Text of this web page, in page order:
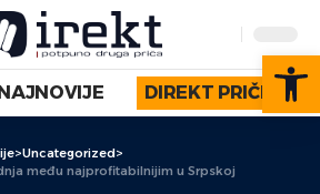
DIREKT PRIČE
>Uncategorized>
među najprofitabilnijim u Srpskoj